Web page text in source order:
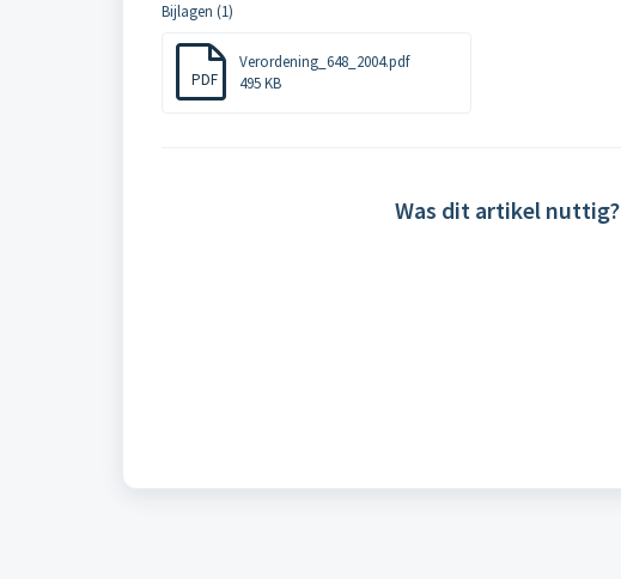
Bijlagen (1)
PDF
Verordening_648_2004.pdf
495 KB
Was dit artikel nuttig?